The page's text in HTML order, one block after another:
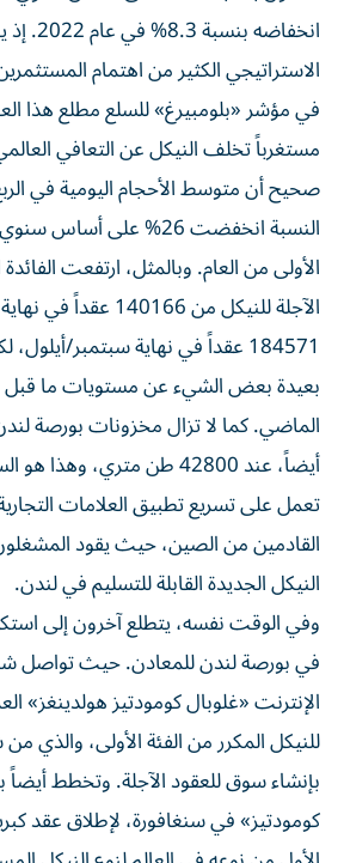
انخفاضه
الاستراتيجي الكثير من اهتمام
في مؤشر «بلومبيرغ» للسلع مطلع هذا
مستغرباً تخلف النيكل عن التعافي
صحيح أن متوسط الأحجام اليومية في
النسبة انخفضت 26% على
الأولى من العام. وبالمثل، ارتفعت
الآجلة للنيكل من
184571 عقداً في نهاية سبتمبر/
بعيدة بعض الشيء عن مستويات ما قبل
الماضي. كما لا تزال مخزونات بورصة
أيضاً، عند 42800 طن متري،
تعمل على تسريع تطبيق العلامات
القادمين من الصين، حيث يقود
النيكل الجديدة القابلة للتسليم في لندن.
وفي الوقت نفسه، يتطلع آخرون إلى
في بورصة لندن للمعادن. حيث تواصل
الإنترنت «غلوبال كومودتيز
للنيكل المكرر من الفئة الأولى، والذي
بإنشاء سوق للعقود الآجلة. وتخطط
كومودتيز» في سنغافورة، لإطلاق عقد